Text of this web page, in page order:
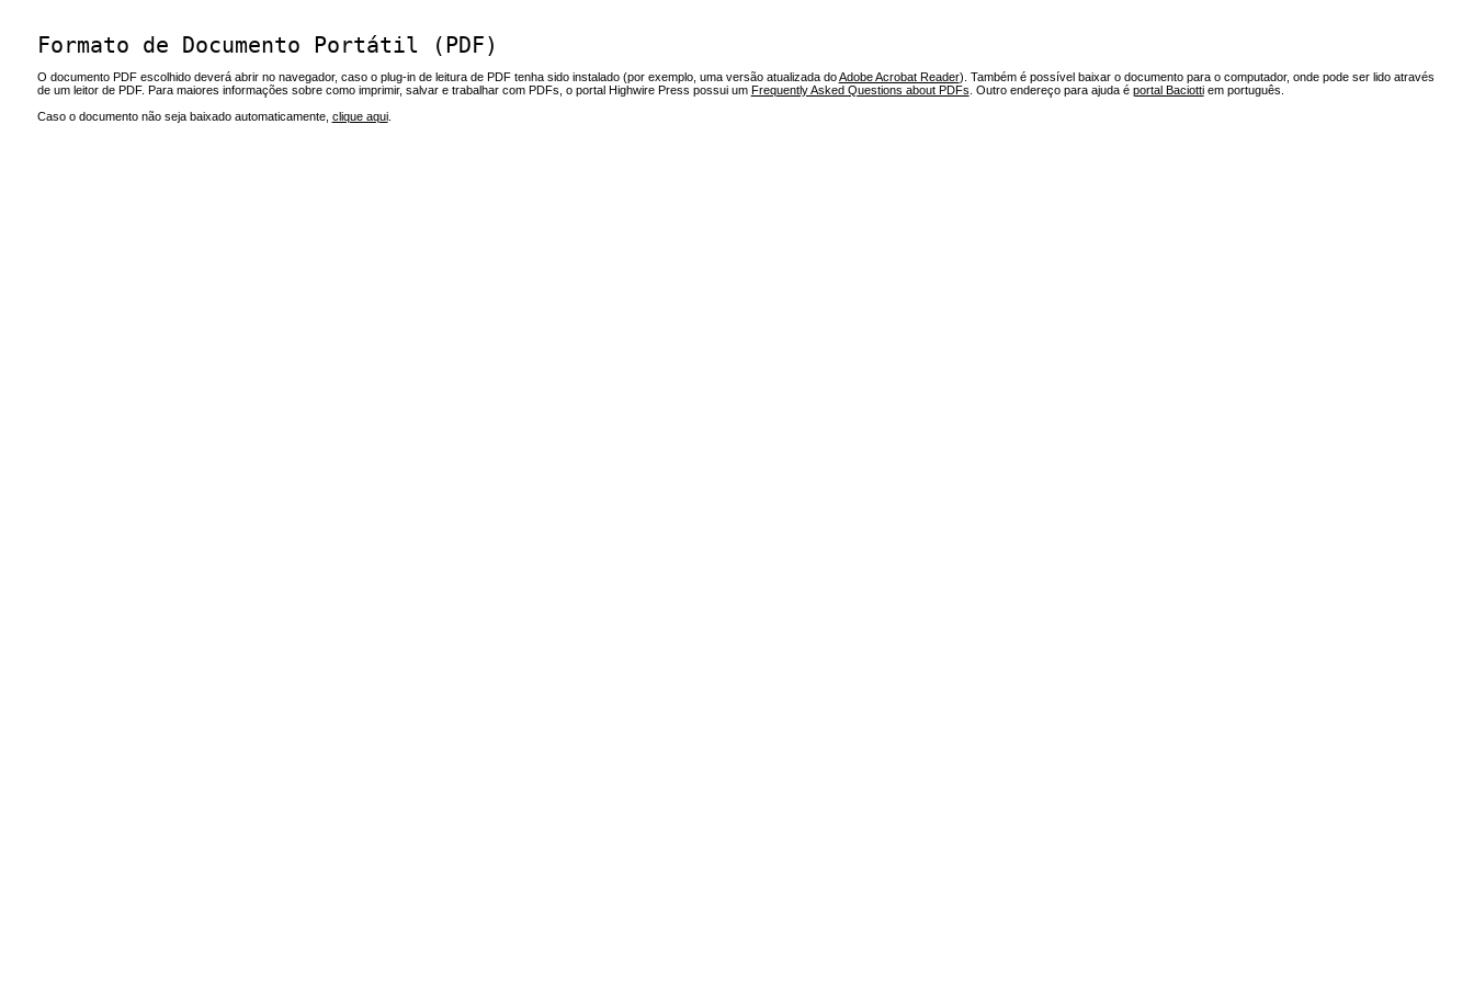
Formato de Documento Portátil (PDF)
O documento PDF escolhido deverá abrir no navegador, caso o plug-in de leitura de PDF tenha sido instalado (por exemplo, uma versão atualizada doAdobe Acrobat Reader). Também é possível baixar o documento para o computador, onde pode ser lido através
de um leitor de PDF. Para maiores informações sobre como imprimir, salvar e trabalhar com PDFs, o portal Highwire Press possui um Frequently Asked Questions about PDFs . Outro endereço para ajuda é portal Baciottiem português.
Caso o documento não seja baixado automaticamente, clique aqui.